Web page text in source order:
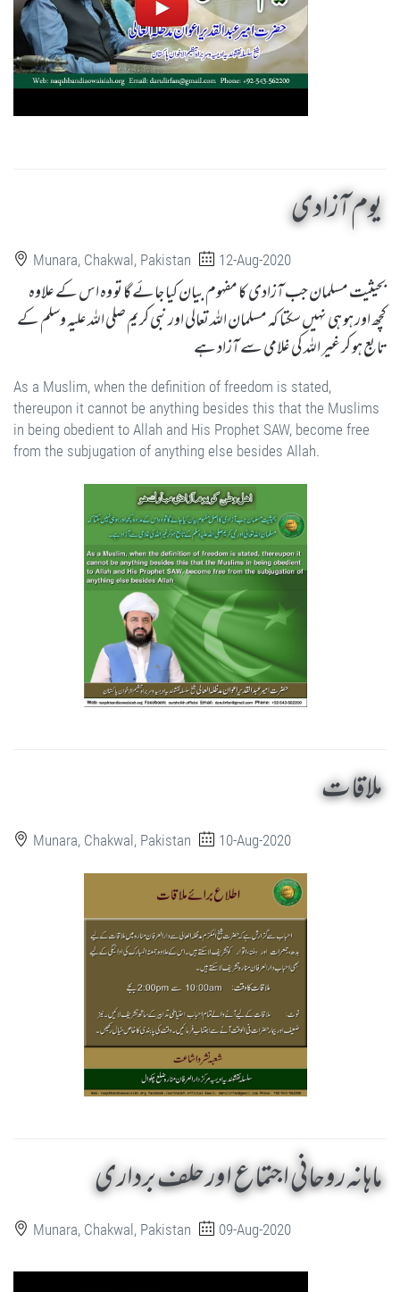
یوم آزادی
Munara, Chakwal, Pakistan 12-Aug-2020
بحیثیت مسلمان جب آزادی کا مفہوم بیان کیا جائے گا تو وہ اس کے علاوہ
کچھ اور ہو ہی نہیں سکتا کہ مسلمان اللہ تعالی اور نبی کریم صلی اللہ علیہ وسلم کے
تابع ہو کر غیر اللہ کی غلامی سے آزاد ہے
As a Muslim, when the definition of freedom is stated,
thereupon it cannot be anything besides this that the Muslims
in being obedient to Allah and His Prophet SAW, become free
from the subjugation of anything else besides Allah.
ملاقات
Munara, Chakwal, Pakistan 10-Aug-2020
ماہانہ روحانی اجتماع اور حلف برداری
Munara, Chakwal, Pakistan 09-Aug-2020